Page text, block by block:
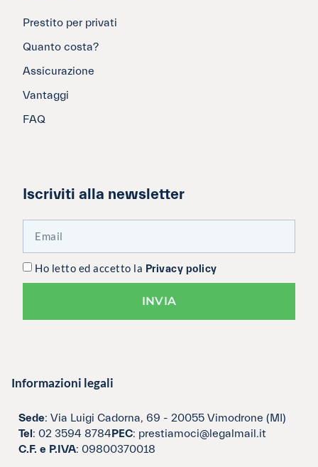
Prestito per privati
Quanto costa?
Assicurazione
Vantaggi
FAQ
Iscriviti alla newsletter
Ho letto ed accetto la Privacy policy
INVIA
Informazioni legali
Sede: Via Luigi Cadorna, 69 - 20055 Vimodrone (MI)
Tel : 02 3594 8784 PEC: prestiamoci@legalmail.it
C.F. e P.IVA: 09800370018